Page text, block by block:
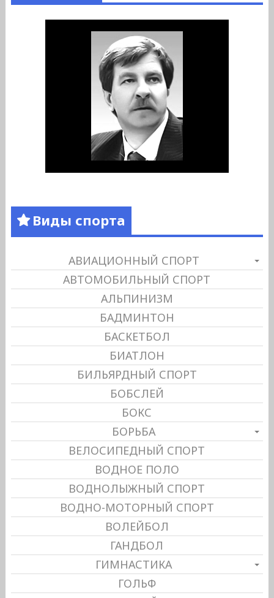
Виды спорта
АВИАЦИОННЫЙ СПОРТ
АВТОМОБИЛЬНЫЙ СПОРТ
АЛЬПИНИЗМ
БАДМИНТОН
БАСКЕТБОЛ
БИАТЛОН
БИЛЬЯРДНЫЙ СПОРТ
БОБСЛЕЙ
БОКС
БОРЬБА
ВЕЛОСИПЕДНЫЙ СПОРТ
ВОДНОЕ ПОЛО
ВОДНОЛЫЖНЫЙ СПОРТ
ВОДНО-МОТОРНЫЙ СПОРТ
ВОЛЕЙБОЛ
ГАНДБОЛ
ГИМНАСТИКА
ГОЛЬФ